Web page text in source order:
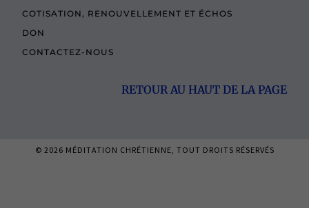
COTISATION, RENOUVELLEMENT ET ÉCHOS
DON
CONTACTEZ-NOUS
RETOUR AU HAUT DE LA PAGE
© 2026 MÉDITATION CHRÉTIENNE , TOUT DROITS RÉSERVÉS